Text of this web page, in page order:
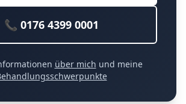
📞 0176 4399 0001
über mich und meine